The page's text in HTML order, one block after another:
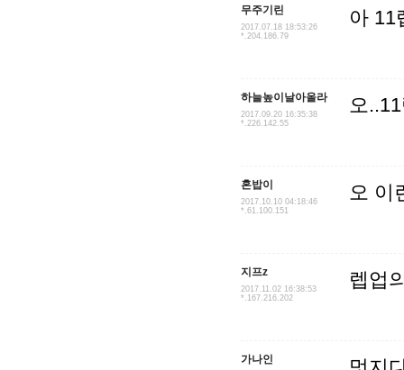
무주기린
2017.07.18 18:53:26
*.204.186.79
아 11
하늘높이날아올라
2017.09.20 16:35:38
*.226.142.55
오
혼밥이
2017.10.10 04:18:46
*.61.100.151
오 이
지프z
2017.11.02 16:38:53
*.167.216.202
렙업
가나인